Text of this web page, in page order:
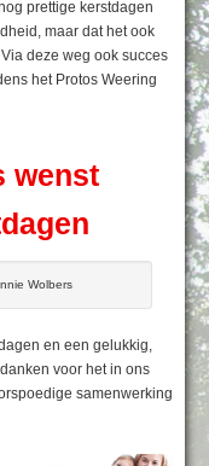
prettige kerstdagen
maar dat het ook
deze weg ook succes
het Protos Weering
wenst
Wolbers
en een gelukkig,
voor het in ons
samenwerking